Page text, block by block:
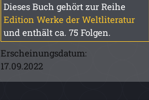
Dieses Buch gehört zur Reihe
Edition Werke der Weltliteratur
und enthält ca. 75 Folgen.
Erscheinungsdatum:
17.09.2022